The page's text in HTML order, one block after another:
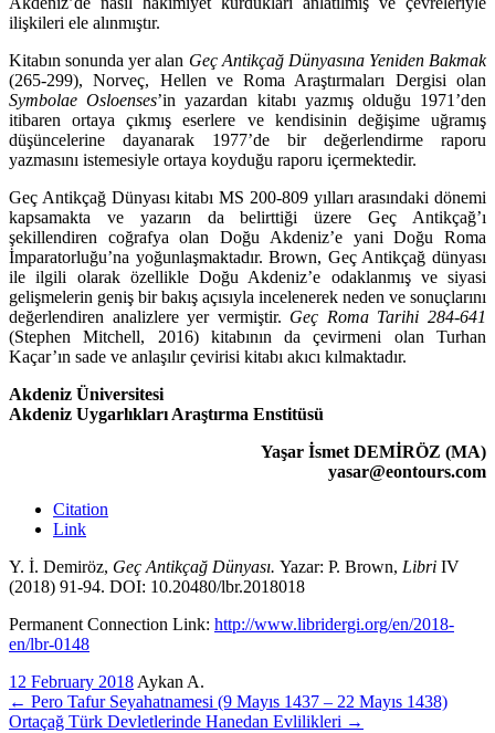
ilişkileri ele alınmıştır.
Kitabın sonunda yer alan Geç Antikçağ Dünyasına Yeniden Bakmak
(265-299), Norveç, Hellen ve Roma Araştırmaları Dergisi olan
Symbolae Osloen­ses’in yazardan kitabı yazmış olduğu 1971’den
itibaren ortaya çıkmış eser­lere ve kendisinin değişime uğramış
düşüncelerine dayanarak 1977’de bir değer­lendirme raporu
yazmasını istemesiyle ortaya koyduğu raporu içer­mek­tedir.
Geç Antikçağ Dünyası kitabı MS 200-809 yılları arasındaki dönemi
kapsa­makta ve yazarın da belirttiği üzere Geç Antikçağ’ı
şekillendiren coğrafya olan Doğu Akdeniz’e yani Doğu Roma
İmparatorluğu’na yoğunlaşmaktadır. Brown, Geç Antikçağ dünyası
ile ilgili olarak özellikle Doğu Akdeniz’e odaklan­mış ve siyasi
gelişmelerin geniş bir bakış açısıyla incelenerek neden ve sonuçlarını
değerlendiren analizlere yer vermiştir. Geç Roma Tarihi 284-641
(Stephen Mitchell, 2016) kitabının da çevirmeni olan Turhan
Kaçar’ın sade ve anlaşılır çevirisi kitabı akıcı kılmaktadır.
Akdeniz Üniversitesi
Akdeniz Uygarlıkları Araştırma Enstitüsü
Yaşar İsmet DEMİRÖZ (MA)
yasar@eontours.com
Citation
Link
Y. İ. Demiröz, Geç Antikçağ Dünyası. Yazar: P. Brown, Libri IV
(2018) 91-94. DOI: 10.20480/lbr.2018018
Permanent Connection Link: http://www.libridergi.org/en/2018-
en/lbr-0148
12 February 2018 Aykan A.
← Pero Tafur Seyahatnamesi (9 Mayıs 1437 – 22 Mayıs 1438)
Ortaçağ Türk Devletlerinde Hanedan Evlilikleri →